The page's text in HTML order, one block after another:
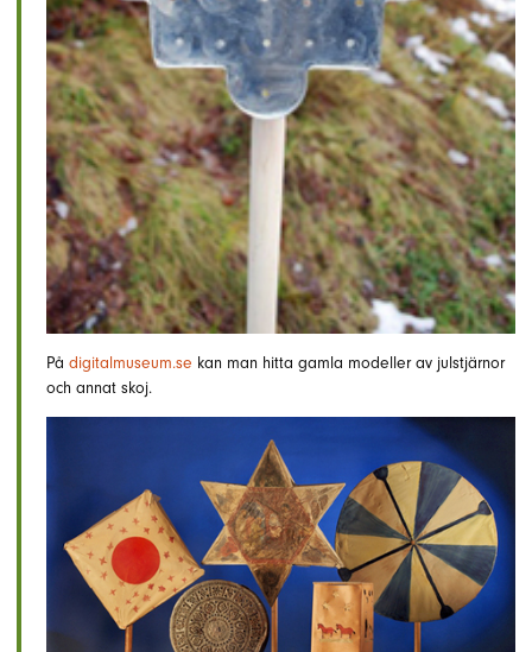
På digitalmuseum.se kan man hitta gamla modeller av julstjärnor
och annat skoj.